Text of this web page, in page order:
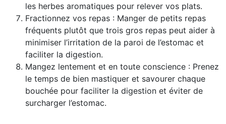
les herbes aromatiques pour relever vos plats.
Fractionnez vos repas : Manger de petits repas
fréquents plutôt que trois gros repas peut aider à
minimiser l’irritation de la paroi de l’estomac et
faciliter la digestion.
Mangez lentement et en toute conscience : Prenez
le temps de bien mastiquer et savourer chaque
bouchée pour faciliter la digestion et éviter de
surcharger l’estomac.